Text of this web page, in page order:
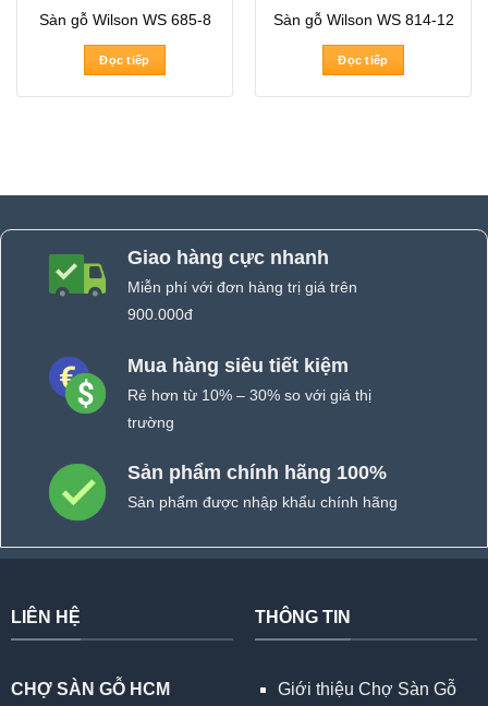
Sàn gỗ Wilson WS 685-8
Đọc tiếp
Sàn gỗ Wilson WS 814-12
Đọc tiếp
Giao hàng cực nhanh
Miễn phí với đơn hàng trị giá trên
900.000đ
Mua hàng siêu tiết kiệm
Rẻ hơn từ 10% – 30% so với giá thị
trường
Sản phẩm chính hãng 100%
Sản phẩm được nhập khẩu chính hãng
LIÊN HỆ
CHỢ SÀN GỖ HCM
THÔNG TIN
Giới thiệu Chợ Sàn Gỗ